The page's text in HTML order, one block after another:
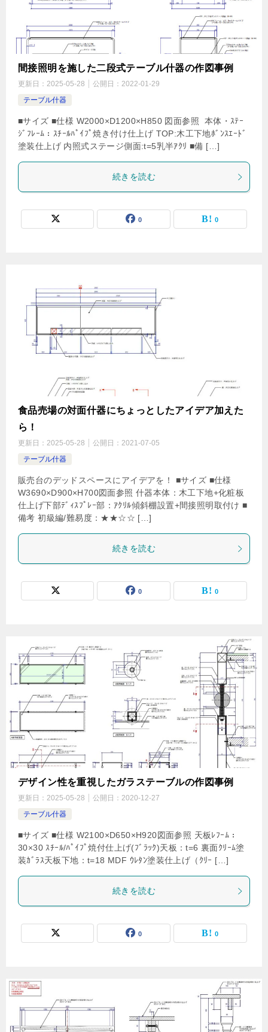
間接照明を施した二段式テーブル什器の作図事例
更新日： 2025-05-28 公開日： 2022-01-29
テーブル什器
■サイズ ■仕様 W2000×D1200×H850 図面参照 本体・ｽﾃｰ
ｼﾞﾌﾚｰﾑ：ｽﾁｰﾙﾊﾟｲﾌﾟ焼き付け仕上げ TOP:木工下地ﾎﾞﾝｽｴｰﾄﾞ
塗装仕上げ 内照式ステージ側面:t=5乳半ｱｸﾘ ■備 […]
続きを読む
0 0
食品売場の対面什器にちょっとしたアイデア加えた
ら！
更新日： 2025-05-28 公開日： 2021-07-05
テーブル什器
販売台のデッドスペースにアイデアを！ ■サイズ ■仕様
W3690×D900×H700図面参照 什器本体：木工下地+化粧板
仕上げ下部ﾃﾞｨｽﾌﾟﾚｰ部：ｱｸﾘﾙ傾斜棚設置+間接照明取付け ■
備考 初級編/難易度：★★☆☆ […]
続きを読む
0 0
デザイン性を重視したガラステーブルの作図事例
更新日： 2025-05-28 公開日： 2020-12-27
テーブル什器
■サイズ ■仕様 W2100×D650×H920図面参照 天板ﾚﾌｰﾑ：
30×30 ｽﾁｰﾙ/ﾊﾟｲﾌﾟ焼付仕上げ(ﾌﾞﾗｯｸ)天板：t=6 裏面ｸﾘｰﾑ塗
装ｶﾞﾗｽ天板下地：t=18 MDF ｳﾚﾀﾝ塗装仕上げ（ｸﾘｰ […]
続きを読む
0 0